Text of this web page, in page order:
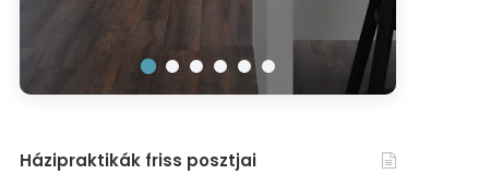
Házipraktikák friss posztjai